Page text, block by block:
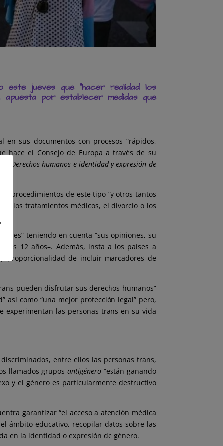
este jueves que “hacer realidad los
por establecer medidas que
sus documentos con procesos “rápidos,
hace el Consejo de Europa a través de su
Derechos humanos e identidad y expresión de
procedimientos de este tipo “y otros tantos
los tratamientos médicos, el divorcio o los
teniendo en cuenta “sus opiniones, su
los 12 años–. Además, insta a los países a
proporcionalidad de incluir marcadores de
pueden disfrutar sus derechos humanos”
así como “una mejor protección legal” pero,
experimentan las personas trans en su vida
entre ellos las personas trans,
llamados gruposantigénero “están ganando
y el género es particularmente destructivo
garantizar “el acceso a atención médica
ámbito educativo, recopilar datos sobre las
en la identidad o expresión de género.